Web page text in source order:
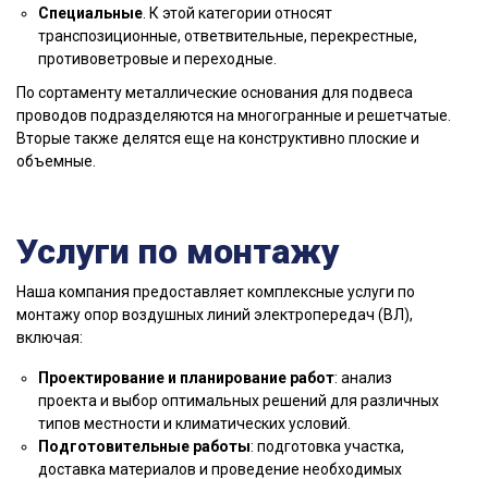
Специальные . К этой категории относят
транспозиционные, ответвительные, перекрестные,
противоветровые и переходные.
По сортаменту металлические основания для подвеса
проводов подразделяются на многогранные и решетчатые.
Вторые также делятся еще на конструктивно плоские и
объемные.
Услуги по монтажу
Наша компания предоставляет комплексные услуги по
монтажу опор воздушных линий электропередач (ВЛ),
включая:
Проектирование и планирование работ: анализ
проекта и выбор оптимальных решений для различных
типов местности и климатических условий.
Подготовительные работы: подготовка участка,
доставка материалов и проведение необходимых